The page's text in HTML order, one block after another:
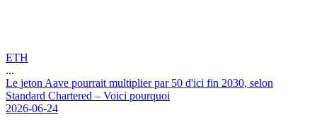
ETH
...
Le jeton Aave pourrait multiplier par 50 d'ici fin 2030, selon
Standard Chartered – Voici pourquoi
2026-06-24